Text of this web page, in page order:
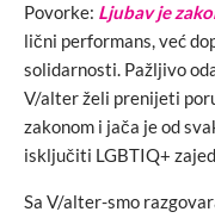
Povorke: Ljubav je
lični performans, već
solidarnosti. Pažljivo
V/alter želi prenijeti
zakonom i jača je od
isključiti LGBTIQ+
Sa V/alter-smo